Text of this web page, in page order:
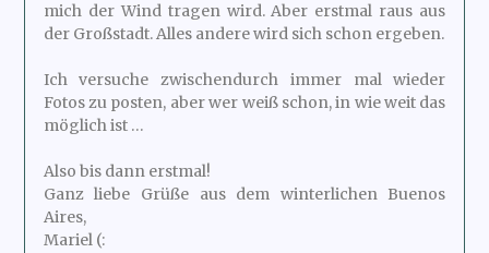
mich der Wind tragen wird. Aber erstmal raus aus
der Großstadt. Alles andere wird sich schon ergeben.
Ich versuche zwischendurch immer mal wieder
Fotos zu posten, aber wer weiß schon, in wie weit das
möglich ist …
Also bis dann erstmal!
Ganz liebe Grüße aus dem winterlichen Buenos
Aires,
Mariel (: